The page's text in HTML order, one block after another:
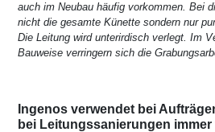
auch im Neubau häufig vorkommen. Bei
nicht die gesamte Künette sondern nur
Die Leitung wird unterirdisch verlegt. Im
Bauweise verringern sich die
Ingenos verwendet bei
bei Leitungssanierungen immer